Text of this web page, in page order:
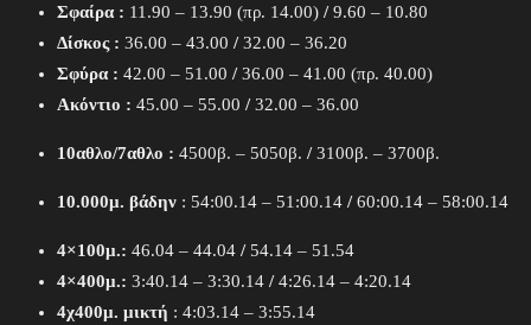
Σφαίρα : 11.90 – 13.90 (πρ. 14.00) /9.60 – 10.80
Δίσκος : 36.00 – 43.00 /32.00 – 36.20
Σφύρα : 42.00 – 51.00 /36.00 – 41.00 (πρ. 40.00)
Ακόντιο : 45.00 – 55.00 /32.00 – 36.00
10αθλο/7αθλο : 4500β. – 5050β. /3100β. – 3700β.
10.000μ. βάδην : 54:00.14 – 51:00.14 /60:00.14 – 58:00.14
4×100μ.: 46.04 – 44.04 /54.14 – 51.54
4×400μ.: 3:40.14 – 3:30.14 /4:26.14 – 4:20.14
4χ400μ. μικτή : 4:03.14 – 3:55.14